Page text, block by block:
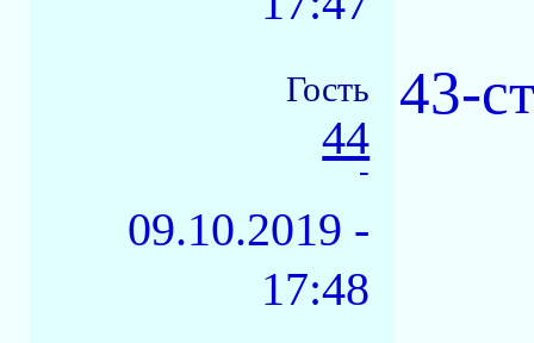
Гость
44
-
09.10.2019 -
17:48
43-